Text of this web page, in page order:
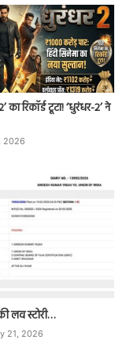
का रिकॉर्ड टूटा! ‘धुरंधर-2’ ने
2026
लव स्टोरी…
21, 2026